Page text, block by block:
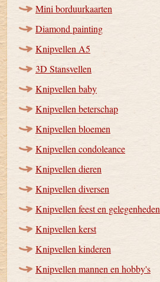
Mini borduurkaarten
Diamond painting
Knipvellen A5
3D Stansvellen
Knipvellen baby
Knipvellen beterschap
Knipvellen bloemen
Knipvellen condoleance
Knipvellen dieren
Knipvellen diversen
Knipvellen feest en gelegenheden
Knipvellen kerst
Knipvellen kinderen
Knipvellen mannen en hobby's